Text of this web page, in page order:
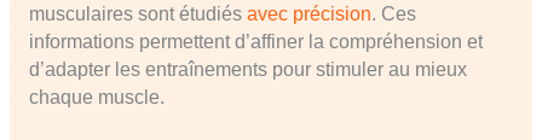
musculaires sont étudiés avec précision. Ces
informations permettent d’affiner la compréhension et
d’adapter les entraînements pour stimuler au mieux
chaque muscle.